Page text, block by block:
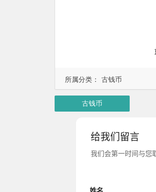
所属分类： 古钱币
古钱币